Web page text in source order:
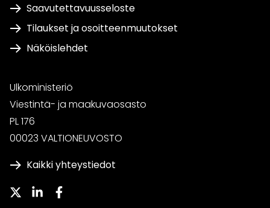
Saavutettavuusseloste
Tilaukset ja osoitteenmuutokset
Näköislehdet
Ulkoministeriö
Viestintä- ja maakuvaosasto
PL 176
00023 VALTIONEUVOSTO
Kaikki yhteystiedot